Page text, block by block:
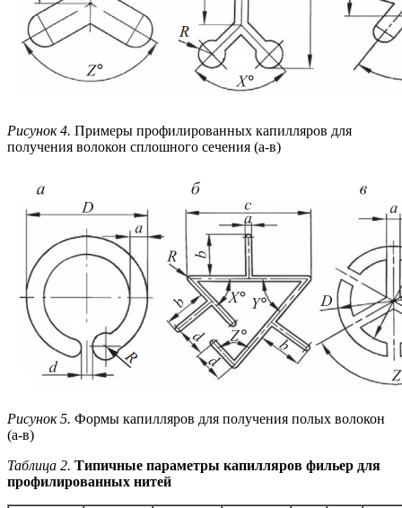
Рисунок 4. Примеры профилированных капилляров для
получения волокон сплошного сечения (а-в)
Рисунок 5. Формы капилляров для получения полых волокон
(а-в)
Таблица 2. Типичные параметры капилляров фильер для
профилированных нитей